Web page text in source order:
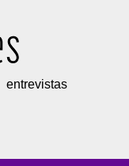
entrevistas